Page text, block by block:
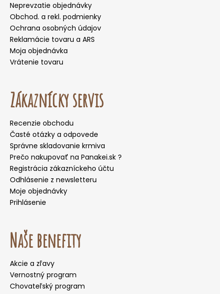
Neprevzatie objednávky
Obchod. a rekl. podmienky
Ochrana osobných údajov
Reklamácie tovaru a ARS
Moja objednávka
Vrátenie tovaru
Zákaznícky servis
Recenzie obchodu
Časté otázky a odpovede
Správne skladovanie krmiva
Prečo nakupovať na Panakei.sk ?
Registrácia zákazníckeho účtu
Odhlásenie z newsletteru
Moje objednávky
Prihlásenie
Naše benefity
Akcie a zľavy
Vernostný program
Chovateľský program